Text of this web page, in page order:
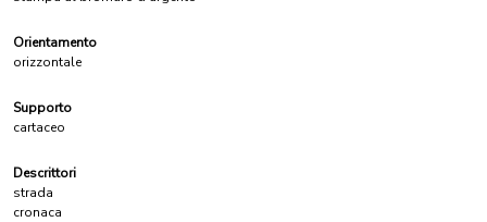
Orientamento
orizzontale
Supporto
cartaceo
Descrittori
strada
cronaca